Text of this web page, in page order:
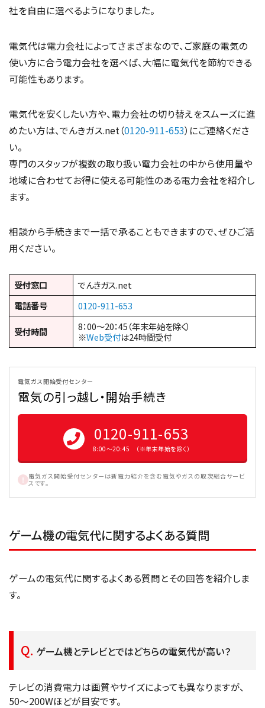
社を自由に選べるようになりました。
電気代は電力会社によってさまざまなので、ご家庭の電気の
使い方に合う電力会社を選べば、大幅に電気代を節約できる
可能性もあります。
電気代を安くしたい方や、電力会社の切り替えをスムーズに進
めたい方は、でんきガス.net（0120-911-653）にご連絡くださ
い。
専門のスタッフが複数の取り扱い電力会社の中から使用量や
地域に合わせてお得に使える可能性のある電力会社を紹介し
ます。
相談から手続きまで一括で承ることもできますので、ぜひご活
用ください。
受付窓口
でんきガス.net
電話番号
0120-911-653
受付時間
8：00～20：45（年末年始を除く）
※Web受付は24時間受付
電気ガス開始受付センター
電気の引っ越し・開始手続き
0120-911-653
8:00〜20:45 （※年末年始を除く）
電気ガス開始受付センターは新電力紹介を含む電気やガスの取次総合サービ
スです。
ゲーム機の電気代に関するよくある質問
ゲームの電気代に関するよくある質問とその回答を紹介しま
す。
ゲーム機とテレビとではどちらの電気代が高い？
テレビの消費電力は画質やサイズによっても異なりますが、
50〜200Wほどが目安です。